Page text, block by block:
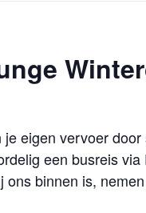
eigen vervoer
een busreis
ons binnen is,